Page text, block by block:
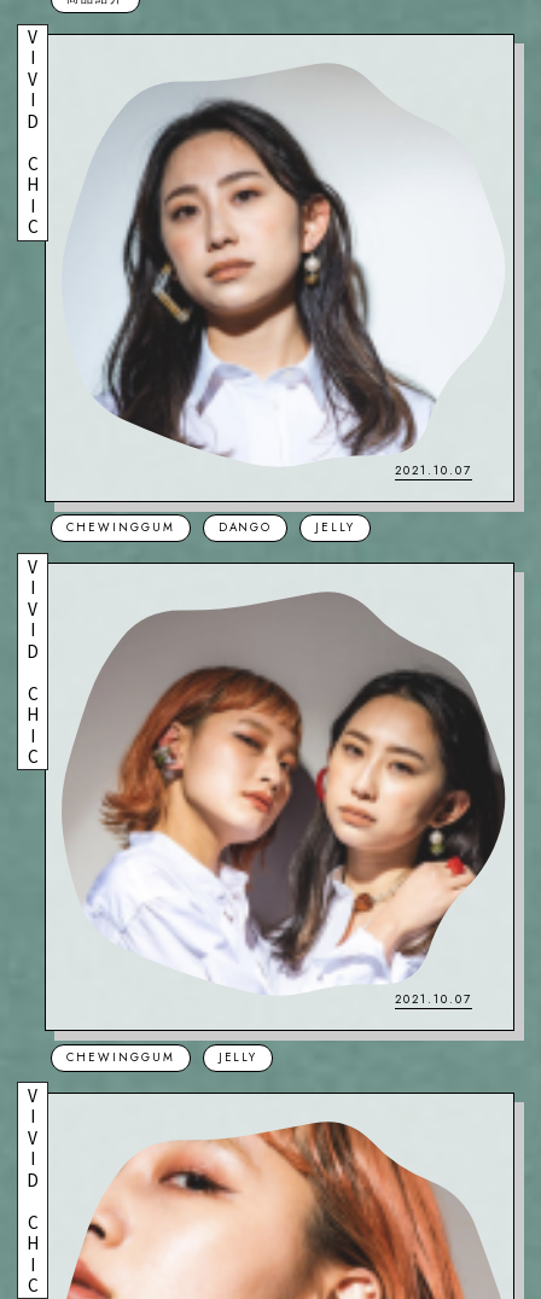
2021.10.07
VIVID CHIC
CHEWINGGUM DANGO JELLY
2021.10.07
VIVID CHIC
CHEWINGGUM JELLY
VIVID CHIC